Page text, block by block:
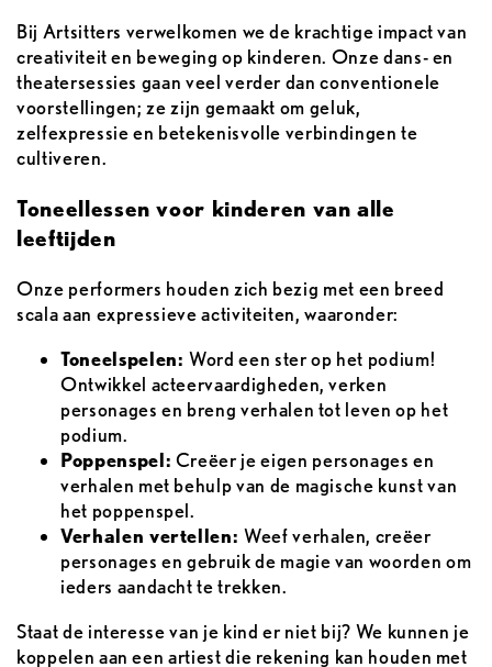
Bij Artsitters verwelkomen we de krachtige impact van
creativiteit en beweging op kinderen. Onze dans- en
theatersessies gaan veel verder dan conventionele
voorstellingen; ze zijn gemaakt om geluk,
zelfexpressie en betekenisvolle verbindingen te
cultiveren.
Toneellessen voor kinderen van alle
leeftijden
Onze performers houden zich bezig met een breed
scala aan expressieve activiteiten, waaronder:
Toneelspelen:Word een ster op het podium!
Ontwikkel acteervaardigheden, verken
personages en breng verhalen tot leven op het
podium.
Poppenspel: Creëer je eigen personages en
verhalen met behulp van de magische kunst van
het poppenspel.
Verhalen vertellen: Weef verhalen, creëer
personages en gebruik de magie van woorden om
ieders aandacht te trekken.
Staat de interesse van je kind er niet bij? We kunnen je
koppelen aan een artiest die rekening kan houden met